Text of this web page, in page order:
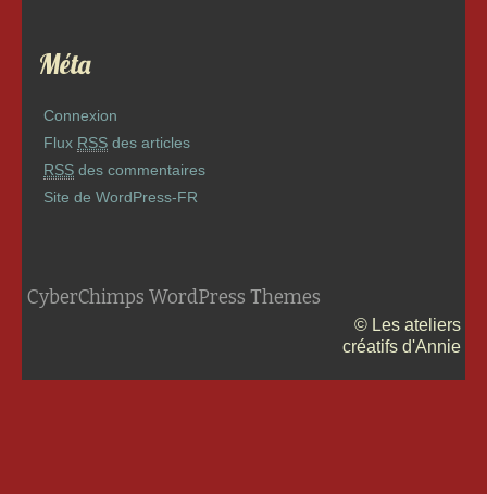
Méta
Connexion
Flux RSS des articles
RSS des commentaires
Site de WordPress-FR
CyberChimps WordPress Themes
© Les ateliers
créatifs d'Annie